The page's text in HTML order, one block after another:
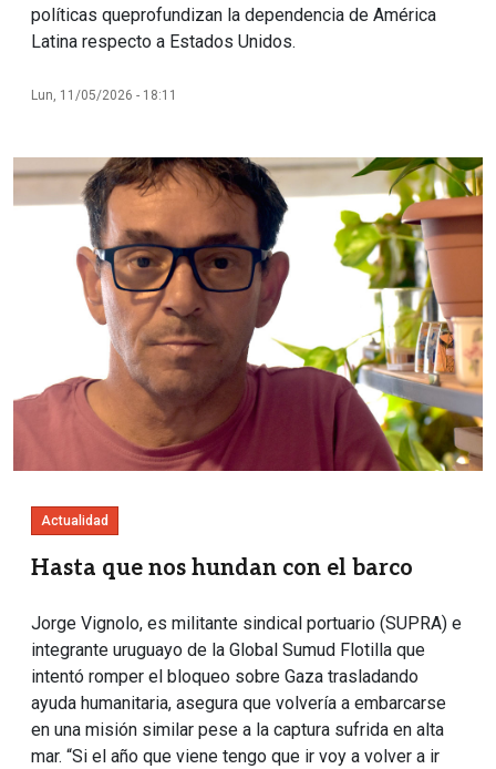
políticas queprofundizan la dependencia de América
Latina respecto a Estados Unidos.
Lun, 11/05/2026 - 18:11
Imagen
Actualidad
Hasta que nos hundan con el barco
Jorge Vignolo, es militante sindical portuario (SUPRA) e
integrante uruguayo de la Global Sumud Flotilla que
intentó romper el bloqueo sobre Gaza trasladando
ayuda humanitaria, asegura que volvería a embarcarse
en una misión similar pese a la captura sufrida en alta
mar. “Si el año que viene tengo que ir voy a volver a ir